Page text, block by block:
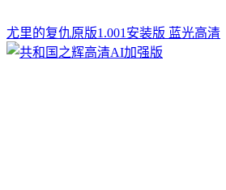
尤里的复仇原版1.001安装版 蓝光高清